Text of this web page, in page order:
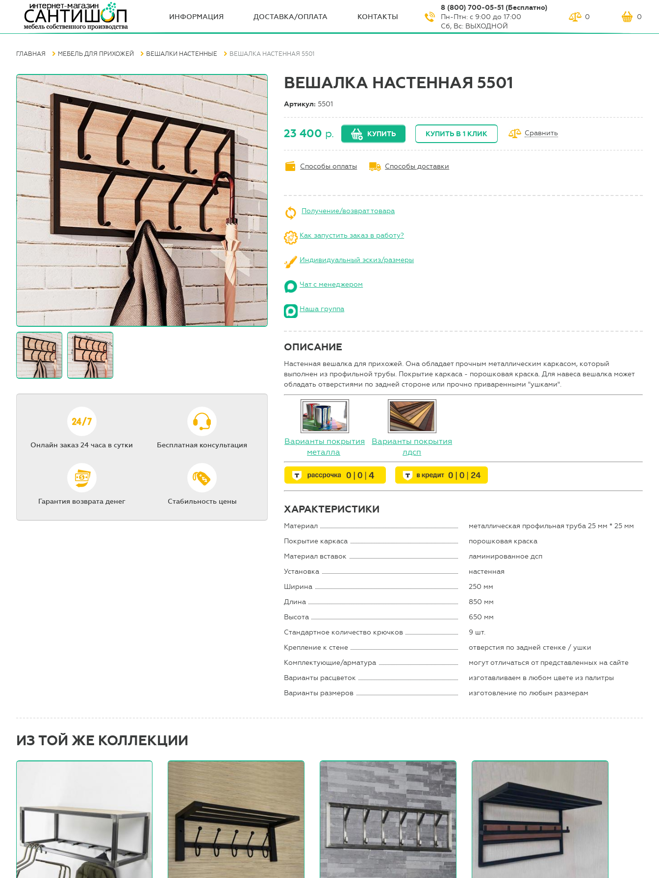
ИНФОРМАЦИЯ ДОСТАВКА/ОПЛАТА КОНТАКТЫ
8 (800) 700-05-51 (Бесплатно)
Пн-Птн: с 9:00 до 17:00
Сб, Вс: ВЫХОДНОЙ
0 0
ГЛАВНАЯ МЕБЕЛЬ ДЛЯ ПРИХОЖЕЙ ВЕШАЛКИ НАСТЕННЫЕ ВЕШАЛКА НАСТЕННАЯ 5501
Онлайн заказ 24 часа в сутки Бесплатная консультация
Гарантия возврата денег Стабильность цены
ВЕШАЛКА НАСТЕННАЯ 5501
Артикул: 5501
23 400 р. КУПИТЬ КУПИТЬ В 1 КЛИК Сравнить
Способы оплаты Способы доставки
Получение/возврат товара
Как запустить заказ в работу?
Индивидуальный эскиз/размеры
Чат с менеджером
Наша группа
ОПИСАНИЕ
Настенная вешалка для прихожей. Она обладает прочным металлическим каркасом, который
выполнен из профильной трубы. Покрытие каркаса - порошковая краска. Для навеса вешалка может
обладать отверстиями по задней стороне или прочно приваренными "ушками".
Варианты покрытия
металла
Варианты покрытия
лдсп
ХАРАКТЕРИСТИКИ
Материал
металлическая профильная труба 25 мм * 25 мм
Покрытие каркаса
порошковая краска
Материал вставок
ламинированное дсп
Установка
настенная
Ширина
250 мм
Длина
850 мм
Высота
650 мм
Стандартное количество крючков
9 шт.
Крепление к стене
отверстия по задней стенке / ушки
Комплектующие/арматура
могут отличаться от представленных на сайте
Варианты расцветок
изготавливаем в любом цвете из палитры
Варианты размеров
изготовление по любым размерам
ИЗ ТОЙ ЖЕ КОЛЛЕКЦИИ